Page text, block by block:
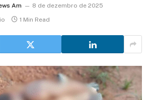
Am
8 de dezembro de 2025
1 Min Read